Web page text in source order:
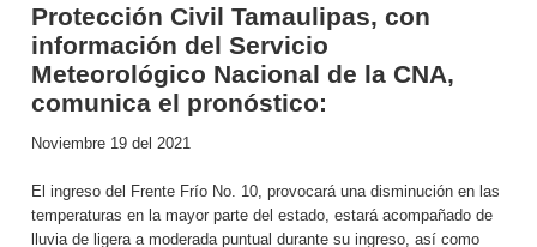
Protección Civil Tamaulipas, con
información del Servicio
Meteorológico Nacional de la CNA,
comunica el pronóstico:
Noviembre 19 del 2021
El ingreso del Frente Frío No. 10, provocará una disminución en las
temperaturas en la mayor parte del estado, estará acompañado de
lluvia de ligera a moderada puntual durante su ingreso, así como